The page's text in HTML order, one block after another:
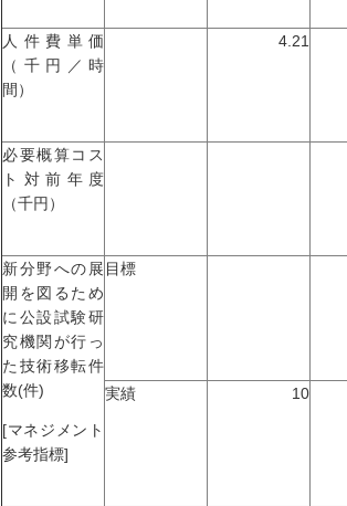
人件費単価
（千円／時
間）
4.21
必要概算コス
ト対前年度
（千円）
新分野への展
開を図るため
に公設試験研
究機関が行っ
た技術移転件
数(件)
[マネジメント
参考指標]
目標
実績 10